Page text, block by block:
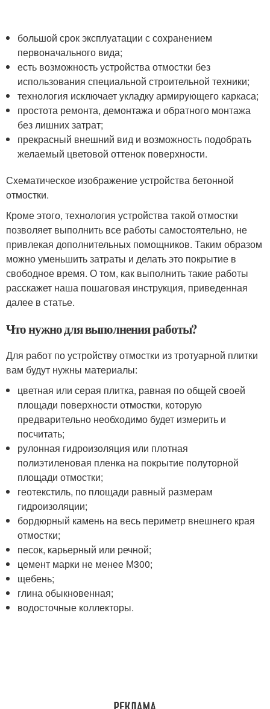
большой срок эксплуатации с сохранением
первоначального вида;
есть возможность устройства отмостки без
использования специальной строительной техники;
технология исключает укладку армирующего каркаса;
простота ремонта, демонтажа и обратного монтажа
без лишних затрат;
прекрасный внешний вид и возможность подобрать
желаемый цветовой оттенок поверхности.
Схематическое изображение устройства бетонной
отмостки.
Кроме этого, технология устройства такой отмостки
позволяет выполнить все работы самостоятельно, не
привлекая дополнительных помощников. Таким образом
можно уменьшить затраты и делать это покрытие в
свободное время. О том, как выполнить такие работы
расскажет наша пошаговая инструкция, приведенная
далее в статье.
Что нужно для выполнения работы?
Для работ по устройству отмостки из тротуарной плитки
вам будут нужны материалы:
цветная или серая плитка, равная по общей своей
площади поверхности отмостки, которую
предварительно необходимо будет измерить и
посчитать;
рулонная гидроизоляция или плотная
полиэтиленовая пленка на покрытие полуторной
площади отмостки;
геотекстиль, по площади равный размерам
гидроизоляции;
бордюрный камень на весь периметр внешнего края
отмостки;
песок, карьерный или речной;
цемент марки не менее М300;
щебень;
глина обыкновенная;
водосточные коллекторы.